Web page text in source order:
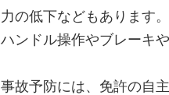
力の低下などもあります
ハンドル操作やブレーキ
事故予防には、免許の自